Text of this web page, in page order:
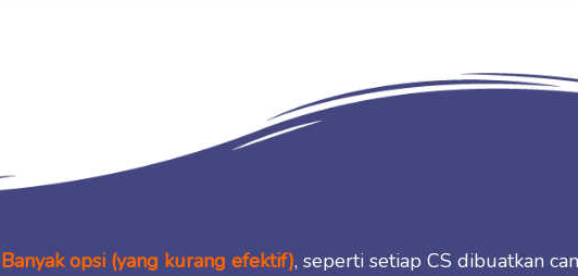
Banyak opsi (yang kurang efektif), seperti setiap CS dibuatkan